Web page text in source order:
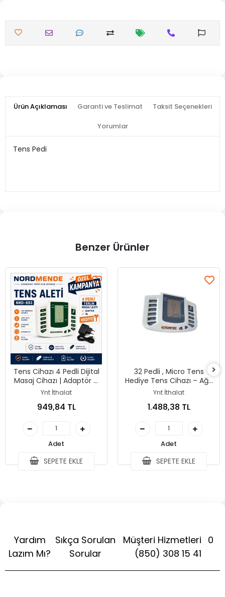
Ürün Açıklaması Garanti ve Teslimat Taksit Seçenekleri
Yorumlar
Tens Pedi
Benzer Ürünler
Tens Cihazı 4 Pedli Dijital
Masaj Cihazı | Adaptör 4
Ped Ve Pil Hediyeli
Ynt İthalat
949,84 TL
Adet
SEPETE EKLE
32 Pedli , Micro Tens
Hediye Tens Cihazı – Ağrı
Yönetimine
Elektroterapi Destek
Ynt İthalat
1.488,38 TL
Adet
SEPETE EKLE
Yardım
Lazım Mı?
Sıkça Sorulan
Sorular
Müşteri Hizmetleri 0
(850) 308 15 41